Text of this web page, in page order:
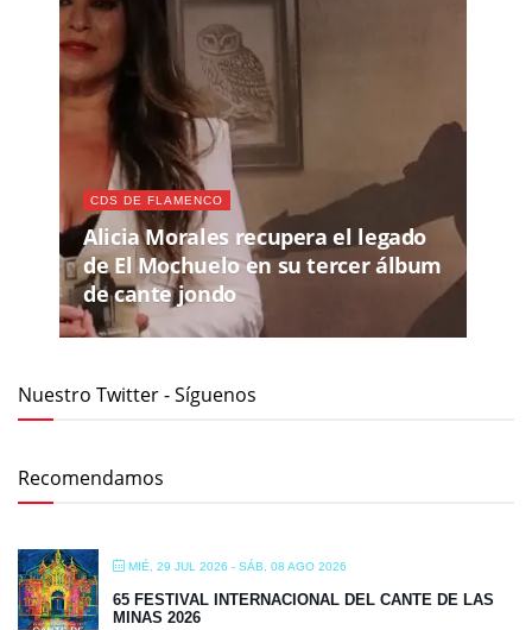
CDS DE FLAMENCO
Alicia Morales recupera el legado
de El Mochuelo en su tercer álbum
de cante jondo
Nuestro Twitter - Síguenos
Recomendamos
MIÉ, 29 JUL 2026 - SÁB, 08 AGO 2026
65 FESTIVAL INTERNACIONAL DEL CANTE DE LAS
MINAS 2026